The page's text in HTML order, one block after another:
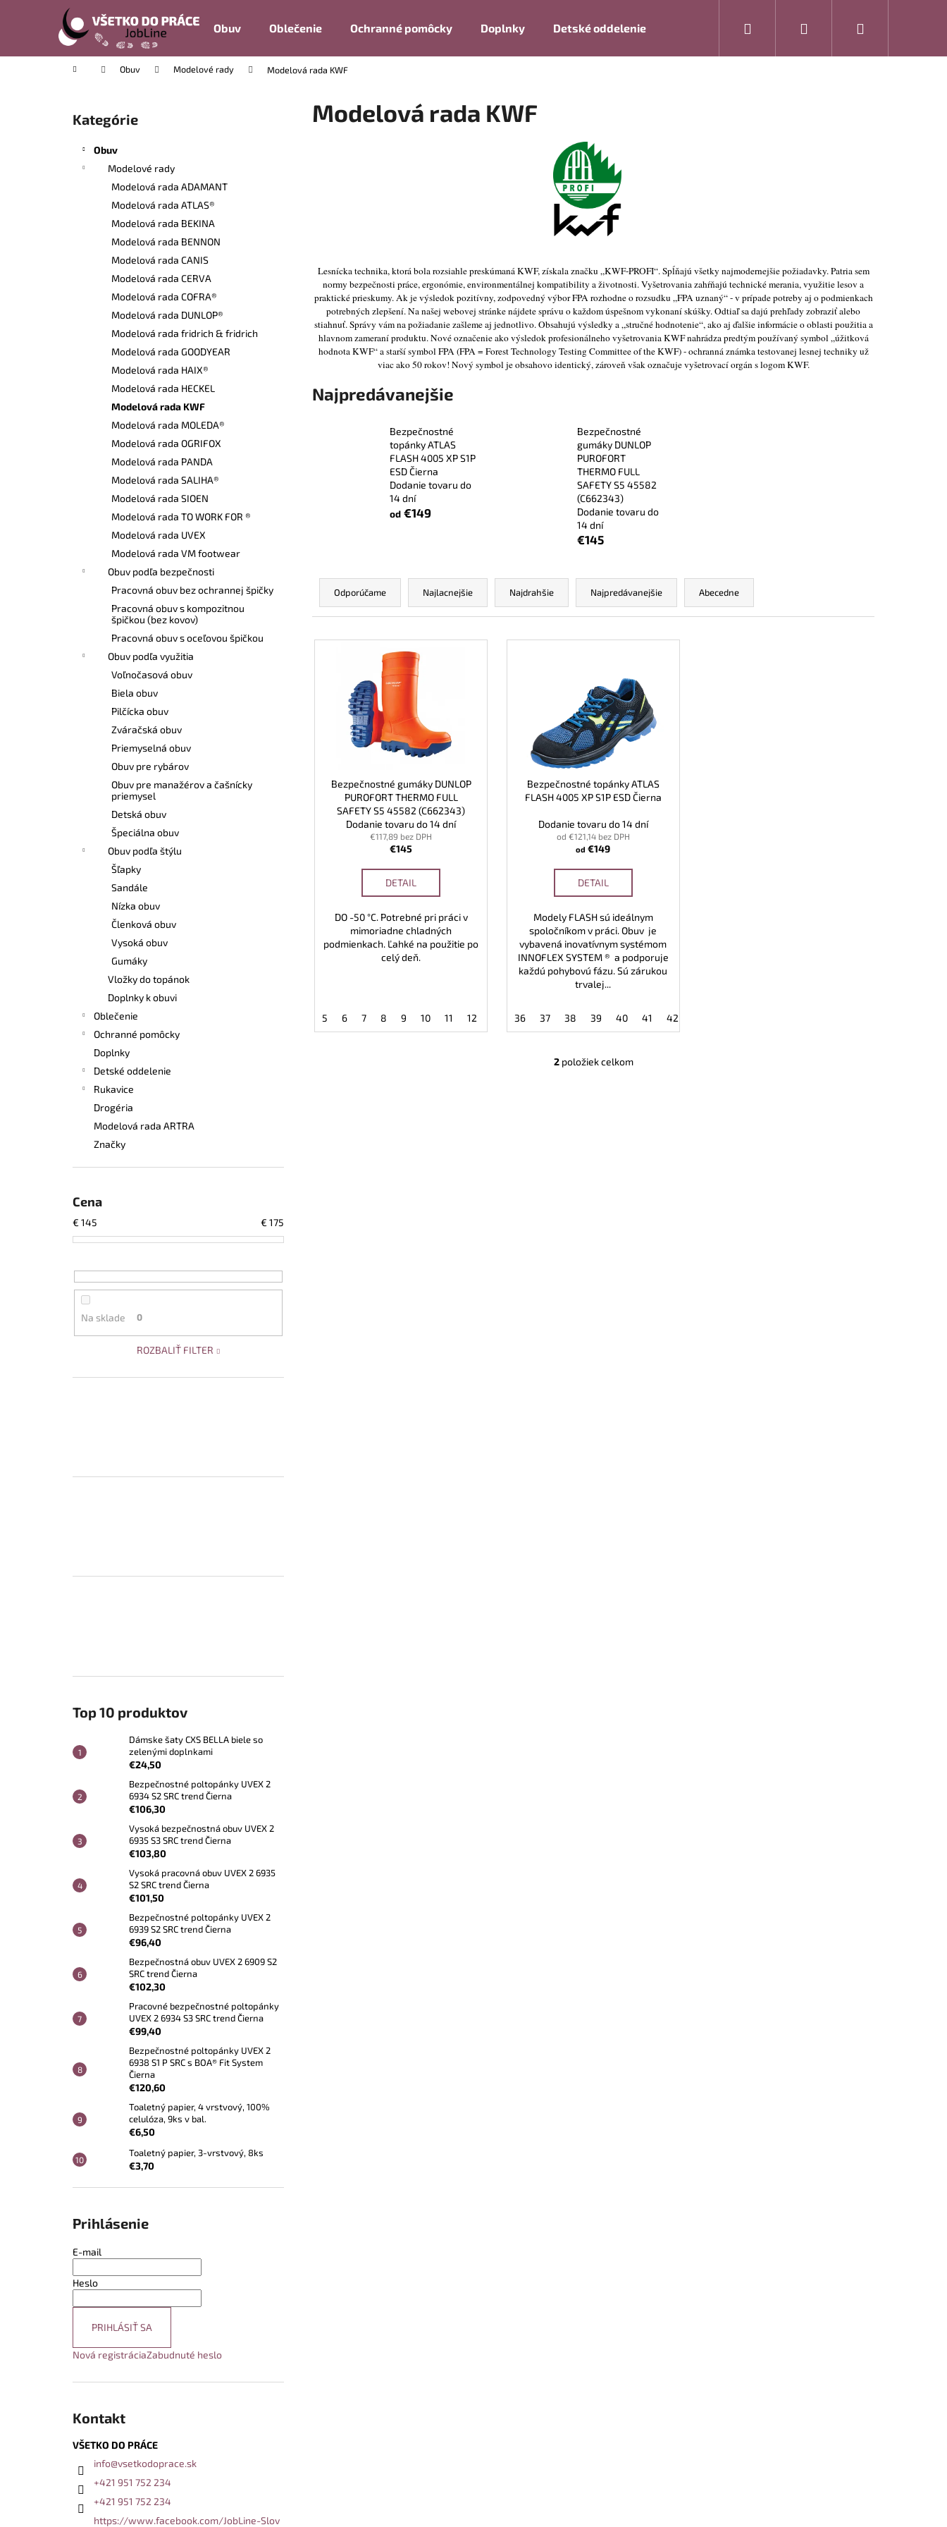
Obuv Oblečenie Ochranné pomôcky Doplnky Detské oddelenie Drogéria Modelová rada ARTRA
Prihlásenie
Domov Obuv Modelové rady Modelová rada KWF
Preskočiť
kategórie
Kategórie
Obuv
Modelové rady
Modelová rada ADAMANT
Modelová rada ATLAS®
Modelová rada BEKINA
Modelová rada BENNON
Modelová rada CANIS
Modelová rada CERVA
Modelová rada COFRA®
Modelová rada DUNLOP®
Modelová rada fridrich & fridrich
Modelová rada GOODYEAR
Modelová rada HAIX®
Modelová rada HECKEL
Modelová rada KWF
Modelová rada MOLEDA®
Modelová rada OGRIFOX
Modelová rada PANDA
Modelová rada SALIHA®
Modelová rada SIOEN
Modelová rada TO WORK FOR ®
Modelová rada UVEX
Modelová rada VM footwear
Obuv podľa bezpečnosti
Pracovná obuv bez ochrannej špičky
Pracovná obuv s kompozitnou
špičkou (bez kovov)
Pracovná obuv s oceľovou špičkou
Obuv podľa využitia
Voľnočasová obuv
Biela obuv
Pilčícka obuv
Zváračská obuv
Priemyselná obuv
Obuv pre rybárov
Obuv pre manažérov a čašnícky
priemysel
Detská obuv
Špeciálna obuv
Obuv podľa štýlu
Šľapky
Sandále
Nízka obuv
Členková obuv
Vysoká obuv
Gumáky
Vložky do topánok
Doplnky k obuvi
Oblečenie
Ochranné pomôcky
Doplnky
Detské oddelenie
Rukavice
Drogéria
Modelová rada ARTRA
Značky
Cena
€ 145 € 175
Na sklade 0
ROZBALIŤ FILTER
Top 10 produktov
Dámske šaty CXS BELLA biele so
zelenými doplnkami
€24,50
Bezpečnostné poltopánky UVEX 2
6934 S2 SRC trend Čierna
€106,30
Vysoká bezpečnostná obuv UVEX 2
6935 S3 SRC trend Čierna
€103,80
Vysoká pracovná obuv UVEX 2 6935
S2 SRC trend Čierna
€101,50
Bezpečnostné poltopánky UVEX 2
6939 S2 SRC trend Čierna
€96,40
Bezpečnostná obuv UVEX 2 6909 S2
SRC trend Čierna
€102,30
Pracovné bezpečnostné poltopánky
UVEX 2 6934 S3 SRC trend Čierna
€99,40
Bezpečnostné poltopánky UVEX 2
6938 S1 P SRC s BOA® Fit System
Čierna
€120,60
Toaletný papier, 4 vrstvový, 100%
celulóza, 9ks v bal.
€6,50
Toaletný papier, 3-vrstvový, 8ks
€3,70
Prihlásenie
E-mail
Heslo
PRIHLÁSIŤ SA
Nová registráciaZabudnuté heslo
Kontakt
VŠETKO DO PRÁCE
info@vsetkodoprace.sk
+421 951 752 234
+421 951 752 234
https://www.facebook.com/JobLine-Slov
Modelová rada KWF
Lesnícka technika, ktorá bola rozsiahle preskúmaná KWF, získala značku „KWF-PROFI“. Spĺňajú všetky najmodernejšie požiadavky. Patria sem
normy bezpečnosti práce, ergonómie, environmentálnej kompatibility a životnosti. Vyšetrovania zahŕňajú technické merania, využitie lesov a
praktické prieskumy. Ak je výsledok pozitívny, zodpovedný výbor FPA rozhodne o rozsudku „FPA uznaný“ - v prípade potreby aj o podmienkach
potrebných zlepšení. Na našej webovej stránke nájdete správu o každom úspešnom vykonaní skúšky. Odtiaľ sa dajú prehľady zobraziť alebo
stiahnuť. Správy vám na požiadanie zašleme aj jednotlivo. Obsahujú výsledky a „stručné hodnotenie“, ako aj ďalšie informácie o oblasti použitia a
hlavnom zameraní produktu. Nové označenie ako výsledok profesionálneho vyšetrovania KWF nahrádza predtým používaný symbol „úžitková
hodnota KWF“ a starší symbol FPA (FPA = Forest Technology Testing Committee of the KWF) - ochranná známka testovanej lesnej techniky už
viac ako 50 rokov! Nový symbol je obsahovo identický, zároveň však označuje vyšetrovací orgán s logom KWF.
Najpredávanejšie
Bezpečnostné
topánky ATLAS
FLASH 4005 XP S1P
ESD Čierna
Dodanie tovaru do
14 dní
od €149
Bezpečnostné
gumáky DUNLOP
PUROFORT
THERMO FULL
SAFETY S5 45582
(C662343)
Dodanie tovaru do
14 dní
€145
R
d
Odporúčame Najlacnejšie Najdrahšie Najpredávanejšie Abecedne
V
Bezpečnostné gumáky DUNLOP
PUROFORT THERMO FULL
SAFETY S5 45582 (C662343)
Dodanie tovaru do 14 dní
€117,89 bez DPH
€145
DETAIL
DO -50 °C. Potrebné pri práci v
mimoriadne chladných
podmienkach. Ľahké na použitie po
celý deň.
5 6 7 8 9 10 11 12
Bezpečnostné topánky ATLAS
FLASH 4005 XP S1P ESD Čierna
Dodanie tovaru do 14 dní
od €121,14 bez DPH
od €149
DETAIL
Modely FLASH sú ideálnym
spoločníkom v práci. Obuv je
vybavená inovatívnym systémom
INNOFLEX SYSTEM ® a podporuje
každú pohybovú fázu. Sú zárukou
trvalej...
36 37 38 39 40 41 42
O
2položiek celkom
í
Späť
do
Späť
do
Čo potrebujete nájsť?
Nasledujúce
DÁMSKE ŠATY CXS BELLA BIELE SO
ZELENÝMI DOPLNKAMI
€24,50
BEZPEČNOSTNÉ POLTOPÁNKY UVEX 2
6934 S2 SRC TREND ČIERNA
€106,30
VYSOKÁ BEZPEČNOSTNÁ OBUV UVEX 2
6935 S3 SRC TREND ČIERNA
€103,80